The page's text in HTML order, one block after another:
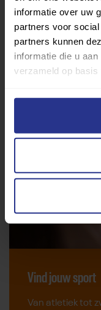
informatie over uw
partners voor
partners kunnen
informatie die u
verzameld op
Deel op
Vind jouw sport
Van atletiek tot